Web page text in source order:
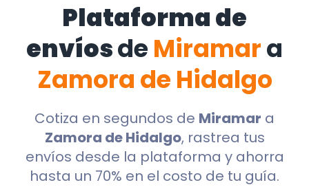
Plataforma de
envíosde Miramara
Zamora de Hidalgo
Cotiza en segundos de Miramar a
Zamora de Hidalgo, rastrea tus
envíos desde la plataforma y ahorra
hasta un 70% en el costo de tu guía.